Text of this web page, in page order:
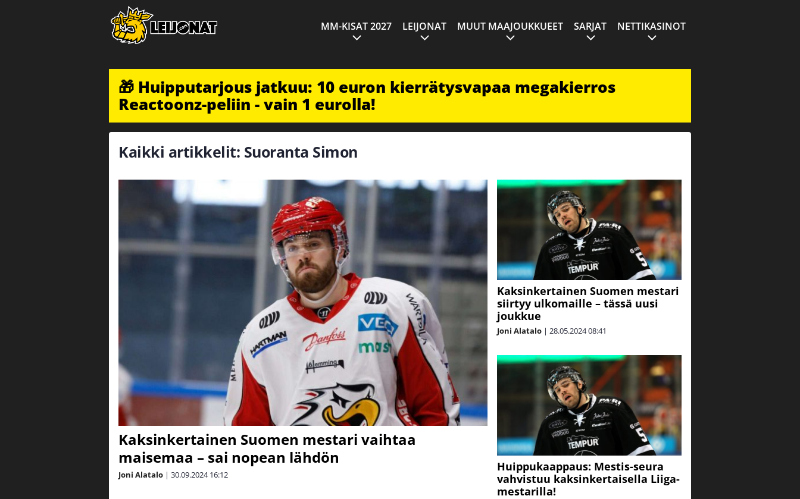
MM-KISAT 2027 LEIJONAT MUUT MAAJOUKKUEET SARJAT NETTIKASINOT
🎁 Huipputarjous jatkuu: 10 euron kierrätysvapaa megakierros
Reactoonz-peliin - vain 1 eurolla!
Kaikki artikkelit: Suoranta Simon
Kaksinkertainen Suomen mestari vaihtaa
maisemaa – sai nopean lähdön
Joni Alatalo | 30.09.2024 16:12
Kaksinkertainen Suomen mestari
siirtyy ulkomaille – tässä uusi
joukkue
Joni Alatalo | 28.05.202408:41
Huippukaappaus: Mestis-seura
vahvistuu kaksinkertaisella Liiga-
mestarilla!